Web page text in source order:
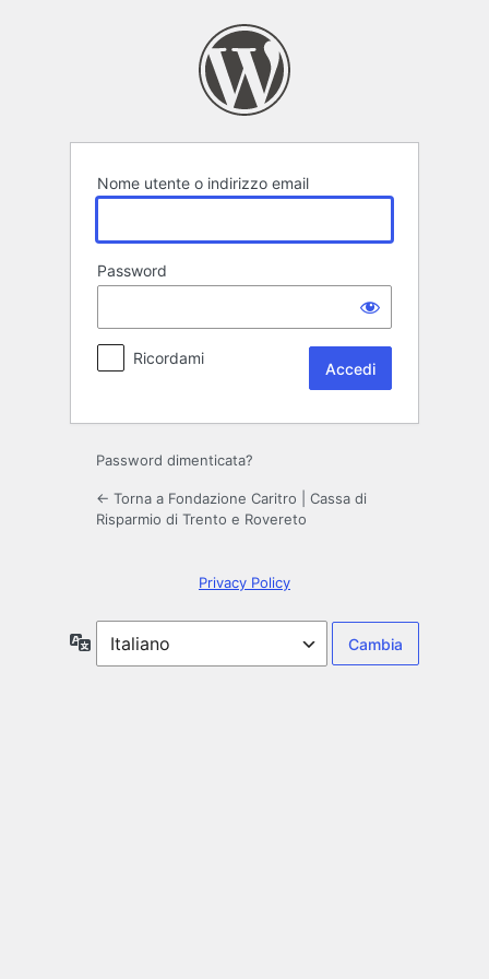
Nome utente o indirizzo email
Password
Ricordami
Password dimenticata?
← Torna a Fondazione Caritro | Cassa di
Risparmio di Trento e Rovereto
Privacy Policy
Lingua